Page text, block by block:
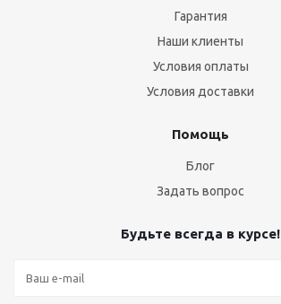
Гарантия
Наши клиенты
Условия оплаты
Условия доставки
Помощь
Блог
Задать вопрос
Будьте всегда в курсе!